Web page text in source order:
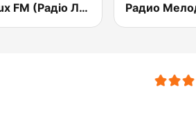
Lux FM (Pадіо Люкс) Lviv